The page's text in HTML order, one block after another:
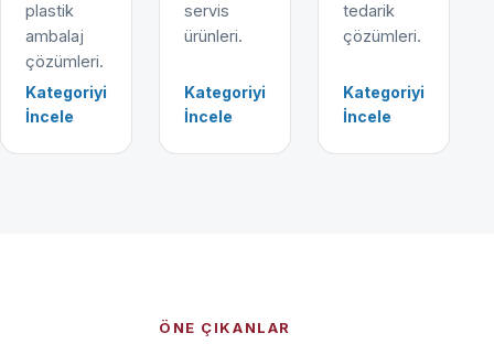
plastik
ambalaj
çözümleri.
Kategoriyi
İncele
servis
ürünleri.
Kategoriyi
İncele
tedarik
çözümleri.
Kategoriyi
İncele
ÖNE ÇIKANLAR